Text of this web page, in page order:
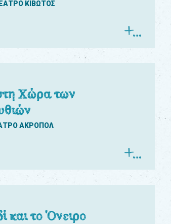
ΚΙΒΩΤΟΣ
Χώρα των
ΑΚΡΟΠΟΛ
και το Όνειρο